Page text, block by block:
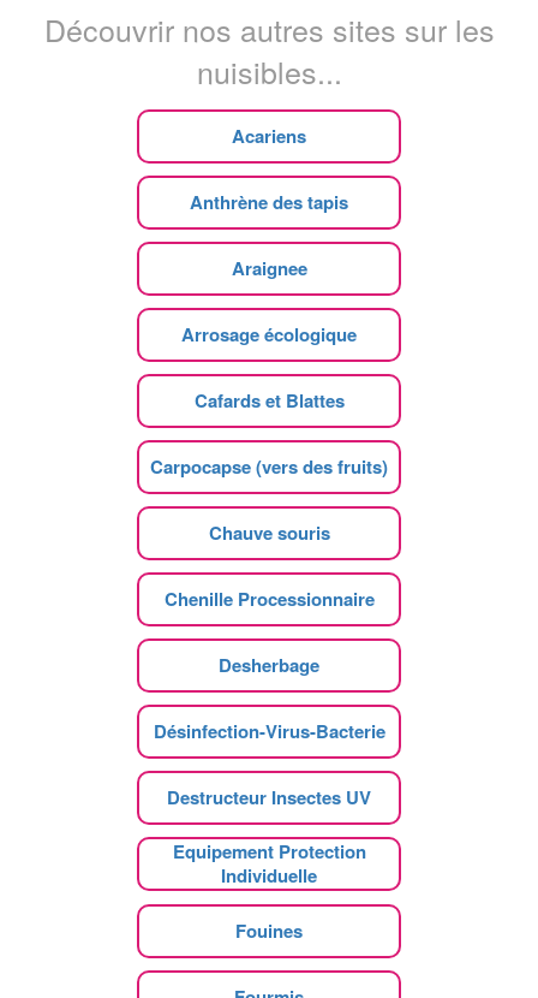
Découvrir nos autres sites sur les
nuisibles...
Acariens
Anthrène des tapis
Araignee
Arrosage écologique
Cafards et Blattes
Carpocapse (vers des fruits)
Chauve souris
Chenille Processionnaire
Desherbage
Désinfection-Virus-Bacterie
Destructeur Insectes UV
Equipement Protection
Individuelle
Fouines